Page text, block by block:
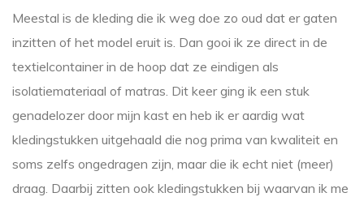
Meestal is de kleding die ik weg doe zo oud dat er gaten
inzitten of het model eruit is. Dan gooi ik ze direct in de
textielcontainer in de hoop dat ze eindigen als
isolatiemateriaal of matras. Dit keer ging ik een stuk
genadelozer door mijn kast en heb ik er aardig wat
kledingstukken uitgehaald die nog prima van kwaliteit en
soms zelfs ongedragen zijn, maar die ik echt niet (meer)
draag. Daarbij zitten ook kledingstukken bij waarvan ik me